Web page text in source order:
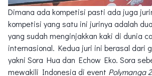
Dimana ada kompetisi pasti ada juga
kompetisi yang satu ini jurinya adalah
yang sudah menginjakkan kaki di dunia
internasional. Kedua juri ini berasal dari
yakni Sora Hua dan Echow Eko. Sora
mewakili Indonesia di event Polymanga